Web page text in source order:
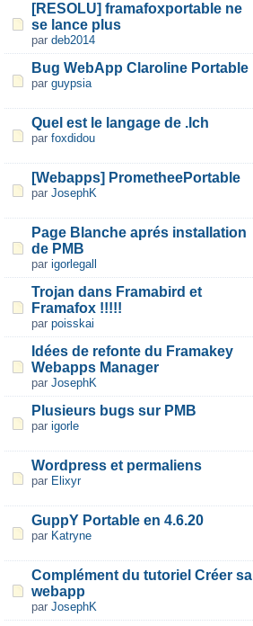
[RESOLU] framafoxportable ne
se lance plus
par deb2014
Bug WebApp Claroline Portable
par guypsia
Quel est le langage de .lch
par foxdidou
[Webapps] PrometheePortable
par JosephK
Page Blanche aprés installation
de PMB
par igorlegall
Trojan dans Framabird et
Framafox !!!!!
par poisskai
Idées de refonte du Framakey
Webapps Manager
par JosephK
Plusieurs bugs sur PMB
par igorle
Wordpress et permaliens
par Elixyr
GuppY Portable en 4.6.20
par Katryne
Complément du tutoriel Créer sa
webapp
par JosephK